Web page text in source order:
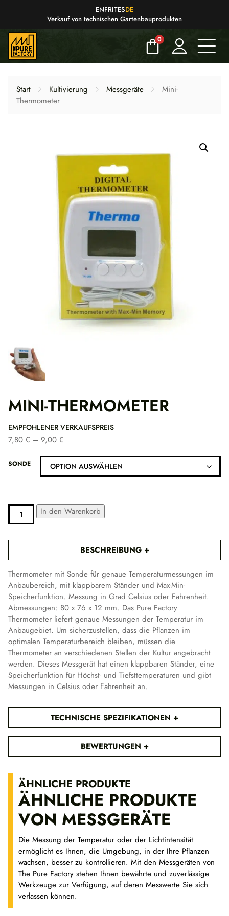
ENFRITESDE
Verkauf von technischen Gartenbauprodukten
0
Start Kultivierung Messgeräte
Mini-
Thermometer
MINI-THERMOMETER
EMPFOHLENER VERKAUFSPREIS
7,80 € – 9,00 €
e
i
s
p
a
n
:
7
,
8
0
€
b
i
s
9
,
0
€
SONDE
MINI-
THERMOMETER
MENGE
In den Warenkorb ALTERNATIVE:
BESCHREIBUNG
Thermometer mit Sonde für genaue Temperaturmessungen im
Anbaubereich, mit klappbarem Ständer und Max-Min-
Speicherfunktion. Messung in Grad Celsius oder Fahrenheit.
Abmessungen: 80 x 76 x 12 mm. Das Pure Factory
Thermometer liefert genaue Messungen der Temperatur im
Anbaugebiet. Um sicherzustellen, dass die Pflanzen im
optimalen Temperaturbereich bleiben, müssen die
Thermometer an verschiedenen Stellen der Kultur angebracht
werden. Dieses Messgerät hat einen klappbaren Ständer, eine
Speicherfunktion für Höchst- und Tiefsttemperaturen und gibt
Messungen in Celsius oder Fahrenheit an.
TECHNISCHE SPEZIFIKATIONEN
BEWERTUNGEN
ÄHNLICHE PRODUKTE
ÄHNLICHE PRODUKTE
VON MESSGERÄTE
Die Messung der Temperatur oder der Lichtintensität
ermöglicht es Ihnen, die Umgebung, in der Ihre Pflanzen
wachsen, besser zu kontrollieren. Mit den Messgeräten von
The Pure Factory stehen Ihnen bewährte und zuverlässige
Werkzeuge zur Verfügung, auf deren Messwerte Sie sich
verlassen können.